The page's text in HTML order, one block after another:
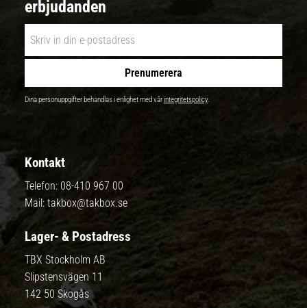
erbjudanden
Prenumerera
Dina personuppgifter behandlas i enlighet med vårintegritetspolicy.
Kontakt
Telefon: 08-410 967 00
Mail: takbox@takbox.se
Lager- & Postadress
TBX Stockholm AB
Slipstensvägen 11
142 50 Skogås